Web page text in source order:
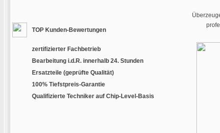
TOP Kunden-Bewertungen
zertifizierter Fachbetrieb
Bearbeitung i.d.R. innerhalb 24. Stunden
Ersatzteile (geprüfte Qualität)
100% Tiefstpreis-Garantie
Qualifizierte Techniker auf Chip-Level-Basis